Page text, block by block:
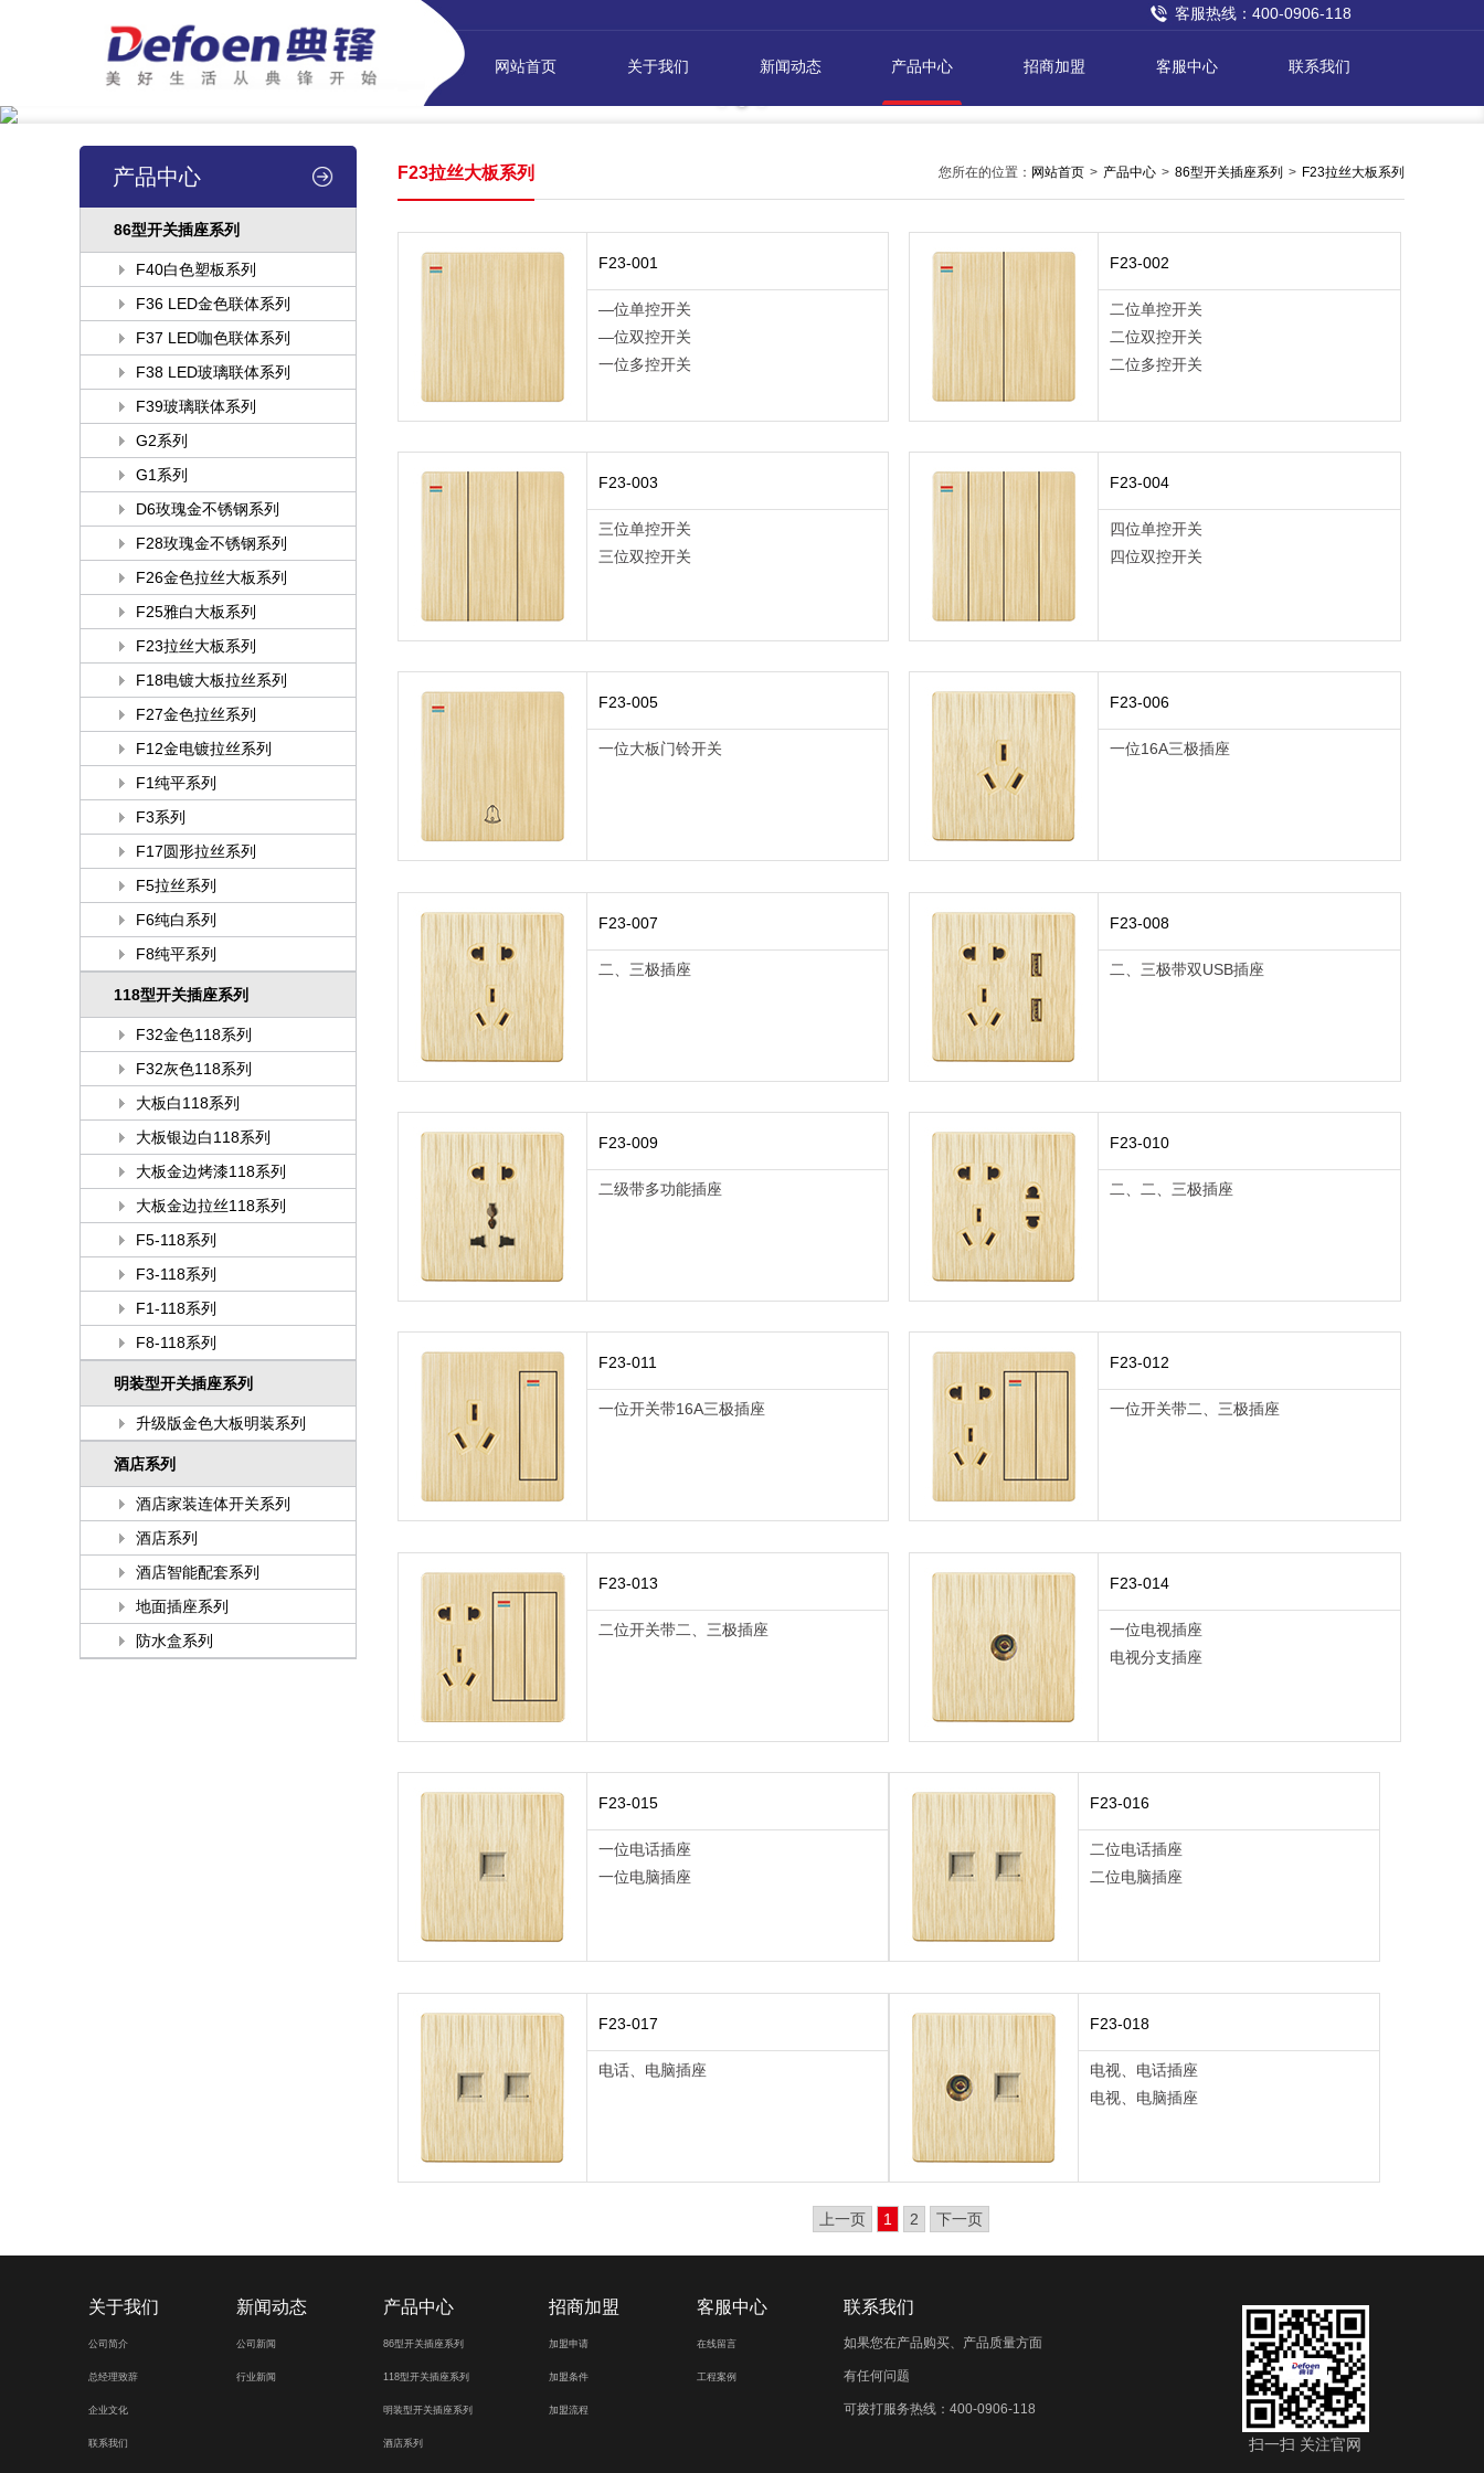
客服热线：400-0906-118
网站首页 关于我们 新闻动态 产品中心 招商加盟 客服中心 联系我们
产品中心
86型开关插座系列
F40白色塑板系列
F36 LED金色联体系列
F37 LED咖色联体系列
F38 LED玻璃联体系列
F39玻璃联体系列
G2系列
G1系列
D6玫瑰金不锈钢系列
F28玫瑰金不锈钢系列
F26金色拉丝大板系列
F25雅白大板系列
F23拉丝大板系列
F18电镀大板拉丝系列
F27金色拉丝系列
F12金电镀拉丝系列
F1纯平系列
F3系列
F17圆形拉丝系列
F5拉丝系列
F6纯白系列
F8纯平系列
118型开关插座系列
F32金色118系列
F32灰色118系列
大板白118系列
大板银边白118系列
大板金边烤漆118系列
大板金边拉丝118系列
F5-118系列
F3-118系列
F1-118系列
F8-118系列
明装型开关插座系列
升级版金色大板明装系列
酒店系列
酒店家装连体开关系列
酒店系列
酒店智能配套系列
地面插座系列
防水盒系列
F23拉丝大板系列 您所在的位置： 网站首页 > 产品中心 > 86型开关插座系列 > F23拉丝大板系列
F23-001
—位单控开关
—位双控开关
一位多控开关
F23-002
二位单控开关
二位双控开关
二位多控开关
F23-003
三位单控开关
三位双控开关
F23-004
四位单控开关
四位双控开关
F23-005
一位大板门铃开关
F23-006
一位16A三极插座
F23-007
二、三极插座
F23-008
二、三极带双USB插座
F23-009
二级带多功能插座
F23-010
二、二、三极插座
F23-011
一位开关带16A三极插座
F23-012
一位开关带二、三极插座
F23-013
二位开关带二、三极插座
F23-014
一位电视插座
电视分支插座
F23-015
一位电话插座
一位电脑插座
F23-016
二位电话插座
二位电脑插座
F23-017
电话、电脑插座
F23-018
电视、电话插座
电视、电脑插座
上一页 1 2 下一页
关于我们
公司简介
总经理致辞
企业文化
联系我们
新闻动态
公司新闻
行业新闻
产品中心
86型开关插座系列
118型开关插座系列
明装型开关插座系列
酒店系列
招商加盟
加盟申请
加盟条件
加盟流程
客服中心
在线留言
工程案例
联系我们
如果您在产品购买、产品质量方面
有任何问题
可拨打服务热线：400-0906-118
扫一扫 关注官网